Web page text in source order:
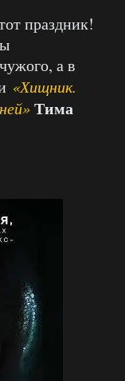
праздник!
а в
«Хищник.
Тима